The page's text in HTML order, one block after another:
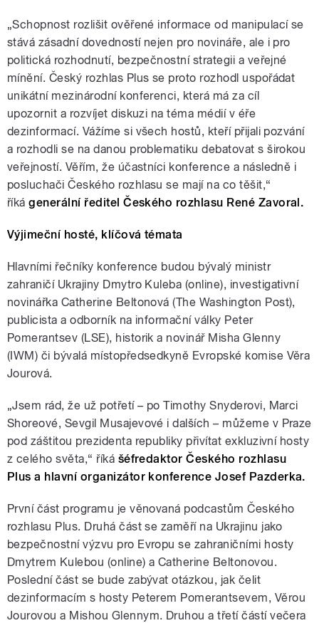
„Schopnost rozlišit ověřené informace od manipulací se
stává zásadní dovedností nejen pro novináře, ale i pro
politická rozhodnutí, bezpečnostní strategii a veřejné
mínění. Český rozhlas Plus se proto rozhodl uspořádat
unikátní mezinárodní konferenci, která má za cíl
upozornit a rozvíjet diskuzi na téma médií v éře
dezinformací. Vážíme si všech hostů, kteří přijali pozvání
a rozhodli se na danou problematiku debatovat s širokou
veřejností. Věřím, že účastníci konference a následně i
posluchači Českého rozhlasu se mají na co těšit,“
říká generální ředitel Českého rozhlasu René Zavoral.
Výjimeční hosté, klíčová témata
Hlavními řečníky konference budou bývalý ministr
zahraničí Ukrajiny Dmytro Kuleba (online), investigativní
novinářka Catherine Beltonová (The Washington Post),
publicista a odborník na informační války Peter
Pomerantsev (LSE), historik a novinář Misha Glenny
(IWM) či bývalá místopředsedkyně Evropské komise Věra
Jourová.
„Jsem rád, že už potřetí – po Timothy Snyderovi, Marci
Shoreové, Sevgil Musajevové i dalších – můžeme v Praze
pod záštitou prezidenta republiky přivítat exkluzivní hosty
z celého světa,“ říká šéfredaktor Českého rozhlasu
Plus a hlavní organizátor konference Josef Pazderka.
První část programu je věnovaná podcastům Českého
rozhlasu Plus. Druhá část se zaměří na Ukrajinu jako
bezpečnostní výzvu pro Evropu se zahraničními hosty
Dmytrem Kulebou (online) a Catherine Beltonovou.
Poslední část se bude zabývat otázkou, jak čelit
dezinformacím s hosty Peterem Pomerantsevem, Věrou
Jourovou a Mishou Glennym. Druhou a třetí částí večera